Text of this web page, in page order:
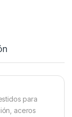
para
aceros